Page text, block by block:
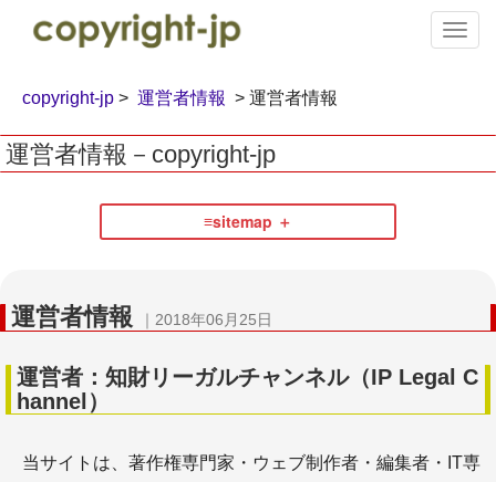
T
o
e
n
copyright-jp > 運営者情報 > 運営者情報
運営者情報－copyright-jp
≡sitemap
＋一般的なライティングの注意点
運営者情報 ｜2018年06月25日
運営者：知財リーガルチャンネル（IP Legal C
hannel）
当サイトは、著作権専門家・ウェブ制作者・編集者・IT専